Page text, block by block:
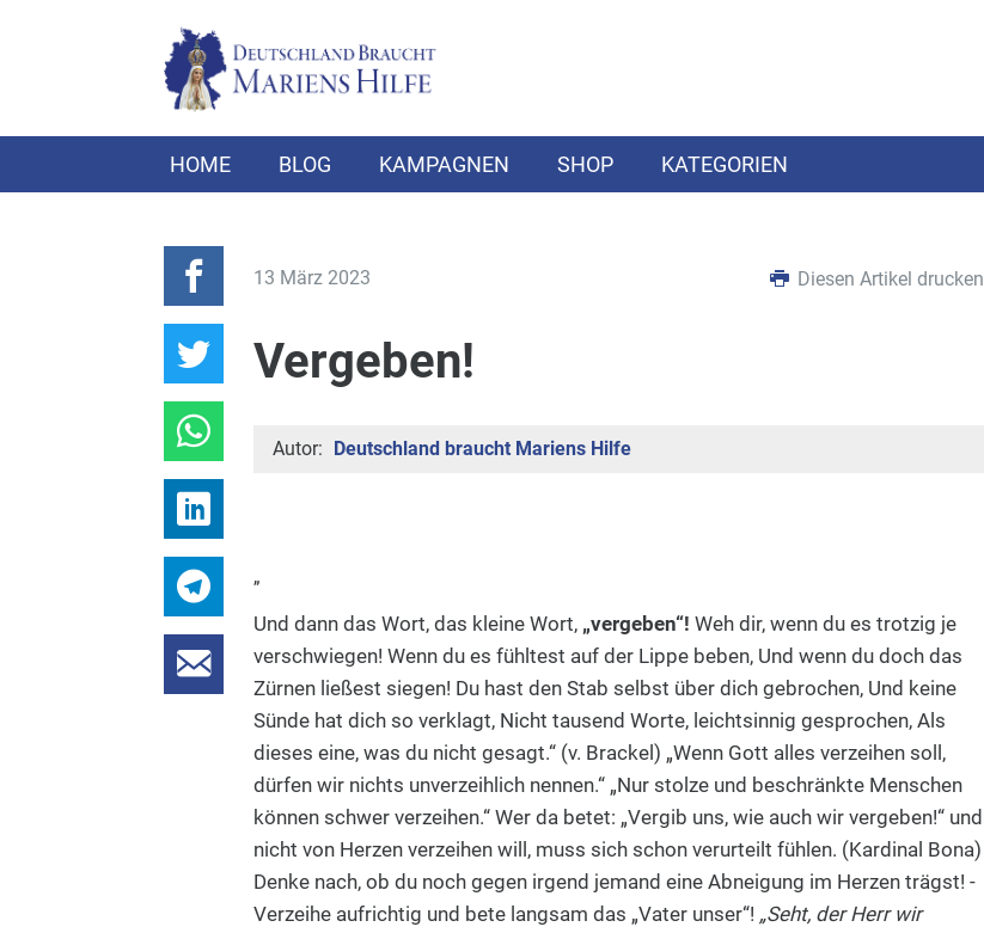
HOME BLOG KAMPAGNEN SHOP KATEGORIEN
13 März 2023 Diesen Artikel drucken
Vergeben!
Autor: Deutschland braucht Mariens Hilfe
„
Und dann das Wort, das kleine Wort, „vergeben“! Weh dir, wenn du es trotzig je
verschwiegen! Wenn du es fühltest auf der Lippe beben, Und wenn du doch das
Zürnen ließest siegen! Du hast den Stab selbst über dich gebrochen, Und keine
Sünde hat dich so verklagt, Nicht tausend Worte, leichtsinnig gesprochen, Als
dieses eine, was du nicht gesagt.“ (v. Brackel) „Wenn Gott alles verzeihen soll,
dürfen wir nichts unverzeihlich nennen.“ „Nur stolze und beschränkte Menschen
können schwer verzeihen.“ Wer da betet: „Vergib uns, wie auch wir vergeben!“ und
nicht von Herzen verzeihen will, muss sich schon verurteilt fühlen. (Kardinal Bona)
Denke nach, ob du noch gegen irgend jemand eine Abneigung im Herzen trägst! -
Verzeihe aufrichtig und bete langsam das „Vater unser“! „Seht, der Herr wir